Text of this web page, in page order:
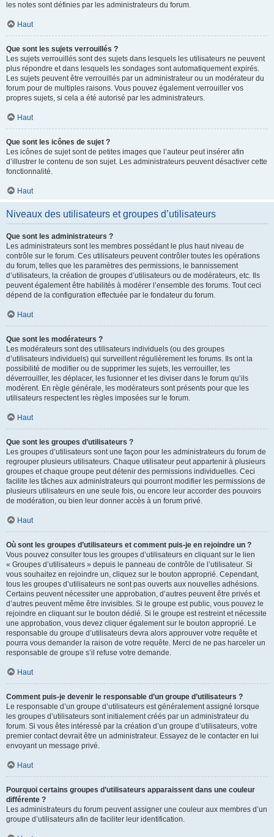
les notes sont définies par les administrateurs du forum.
Haut
Que sont les sujets verrouillés ?
Les sujets verrouillés sont des sujets dans lesquels les utilisateurs ne peuvent
plus répondre et dans lesquels les sondages sont automatiquement expirés.
Les sujets peuvent être verrouillés par un administrateur ou un modérateur du
forum pour de multiples raisons. Vous pouvez également verrouiller vos
propres sujets, si cela a été autorisé par les administrateurs.
Haut
Que sont les icônes de sujet ?
Les icônes de sujet sont de petites images que l’auteur peut insérer afin
d’illustrer le contenu de son sujet. Les administrateurs peuvent désactiver cette
fonctionnalité.
Haut
Niveaux des utilisateurs et groupes d’utilisateurs
Que sont les administrateurs ?
Les administrateurs sont les membres possédant le plus haut niveau de
contrôle sur le forum. Ces utilisateurs peuvent contrôler toutes les opérations
du forum, telles que les paramètres des permissions, le bannissement
d’utilisateurs, la création de groupes d’utilisateurs ou de modérateurs, etc. Ils
peuvent également être habilités à modérer l’ensemble des forums. Tout ceci
dépend de la configuration effectuée par le fondateur du forum.
Haut
Que sont les modérateurs ?
Les modérateurs sont des utilisateurs individuels (ou des groupes
d’utilisateurs individuels) qui surveillent régulièrement les forums. Ils ont la
possibilité de modifier ou de supprimer les sujets, les verrouiller, les
déverrouiller, les déplacer, les fusionner et les diviser dans le forum qu’ils
modèrent. En règle générale, les modérateurs sont présents pour que les
utilisateurs respectent les règles imposées sur le forum.
Haut
Que sont les groupes d’utilisateurs ?
Les groupes d’utilisateurs sont une façon pour les administrateurs du forum de
regrouper plusieurs utilisateurs. Chaque utilisateur peut appartenir à plusieurs
groupes et chaque groupe peut détenir des permissions individuelles. Ceci
facilite les tâches aux administrateurs qui pourront modifier les permissions de
plusieurs utilisateurs en une seule fois, ou encore leur accorder des pouvoirs
de modération, ou bien leur donner accès à un forum privé.
Haut
Où sont les groupes d’utilisateurs et comment puis-je en rejoindre un ?
Vous pouvez consulter tous les groupes d’utilisateurs en cliquant sur le lien
« Groupes d’utilisateurs » depuis le panneau de contrôle de l’utilisateur. Si
vous souhaitez en rejoindre un, cliquez sur le bouton approprié. Cependant,
tous les groupes d’utilisateurs ne sont pas ouverts aux nouvelles adhésions.
Certains peuvent nécessiter une approbation, d’autres peuvent être privés et
d’autres peuvent même être invisibles. Si le groupe est public, vous pouvez le
rejoindre en cliquant sur le bouton dédié. Si le groupe est restreint et nécessite
une approbation, vous devez cliquer également sur le bouton approprié. Le
responsable du groupe d’utilisateurs devra alors approuver votre requête et
pourra vous demander la raison de votre requête. Merci de ne pas harceler un
responsable de groupe s’il refuse votre demande.
Haut
Comment puis-je devenir le responsable d’un groupe d’utilisateurs ?
Le responsable d’un groupe d’utilisateurs est généralement assigné lorsque
les groupes d’utilisateurs sont initialement créés par un administrateur du
forum. Si vous êtes intéressé par la création d’un groupe d’utilisateurs, votre
premier contact devrait être un administrateur. Essayez de le contacter en lui
envoyant un message privé.
Haut
Pourquoi certains groupes d’utilisateurs apparaissent dans une couleur
différente ?
Les administrateurs du forum peuvent assigner une couleur aux membres d’un
groupe d’utilisateurs afin de faciliter leur identification.